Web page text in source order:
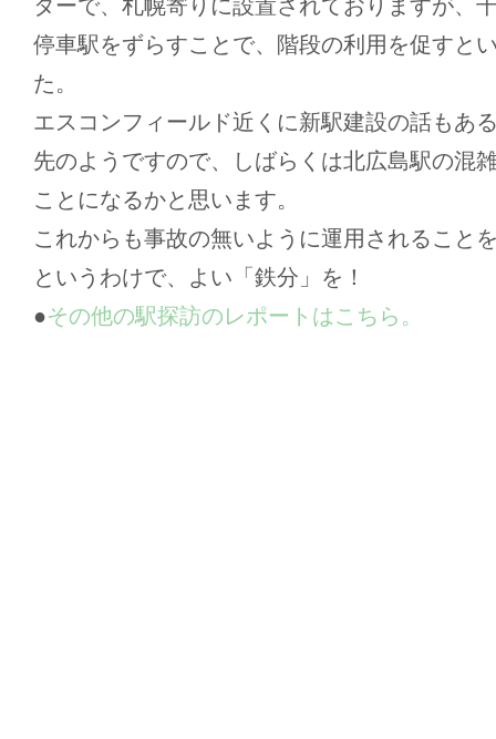
ターで、札幌寄りに設置されておりますが、
停車駅をずらすことで、階段の利用を促すと
た。
エスコンフィールド近くに新駅建設の話もあ
先のようですので、しばらくは北広島駅の混
ことになるかと思います。
これからも事故の無いように運用されること
というわけで、よい「鉄分」を！
●その他の駅探訪のレポートはこちら。